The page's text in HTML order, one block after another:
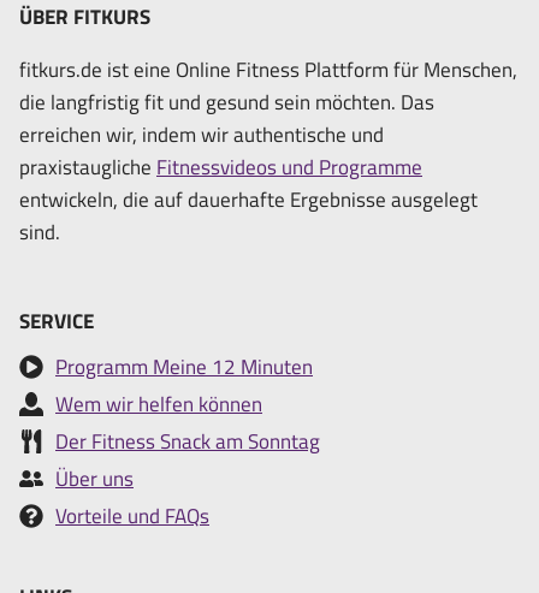
ÜBER FITKURS
fitkurs.de ist eine Online Fitness Plattform für Menschen,
die langfristig fit und gesund sein möchten. Das
erreichen wir, indem wir authentische und
praxistaugliche Fitnessvideos und Programme
entwickeln, die auf dauerhafte Ergebnisse ausgelegt
sind.
SERVICE
Programm Meine 12 Minuten
Wem wir helfen können
Der Fitness Snack am Sonntag
Über uns
Vorteile und FAQs